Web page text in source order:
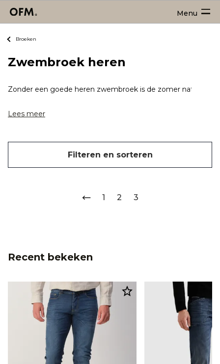
Menu
Broeken
Zwembroek heren
Zonder een goede heren zwembroek is de zomer natuurlijk
Lees meer
Filteren en sorteren
1 2 3
Recent bekeken